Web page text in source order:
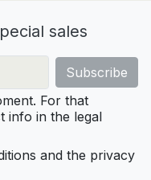
sales
For that
info in the legal
and the privacy